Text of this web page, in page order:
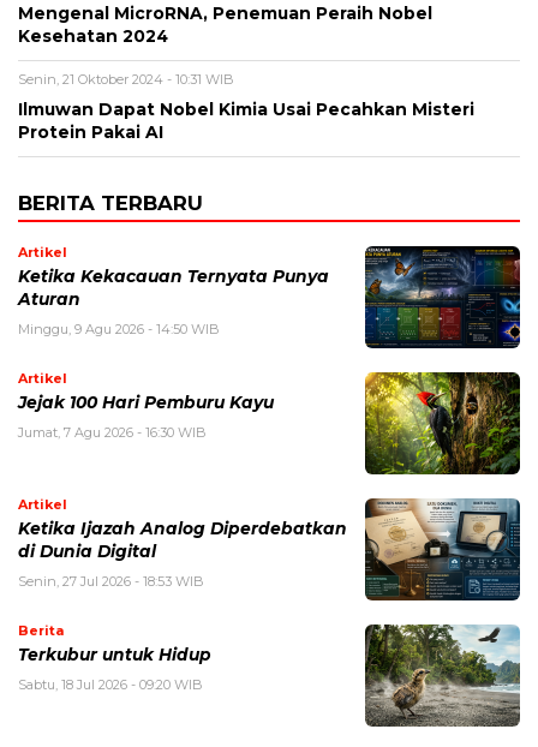
Mengenal MicroRNA, Penemuan Peraih Nobel
Kesehatan 2024
Senin, 21 Oktober 2024 - 10:31 WIB
Ilmuwan Dapat Nobel Kimia Usai Pecahkan Misteri
Protein Pakai AI
BERITA TERBARU
Artikel
Ketika Kekacauan Ternyata Punya
Aturan
Minggu, 9 Agu 2026 - 14:50 WIB
Artikel
Jejak 100 Hari Pemburu Kayu
Jumat, 7 Agu 2026 - 16:30 WIB
Artikel
Ketika Ijazah Analog Diperdebatkan
di Dunia Digital
Senin, 27 Jul 2026 - 18:53 WIB
Berita
Terkubur untuk Hidup
Sabtu, 18 Jul 2026 - 09:20 WIB